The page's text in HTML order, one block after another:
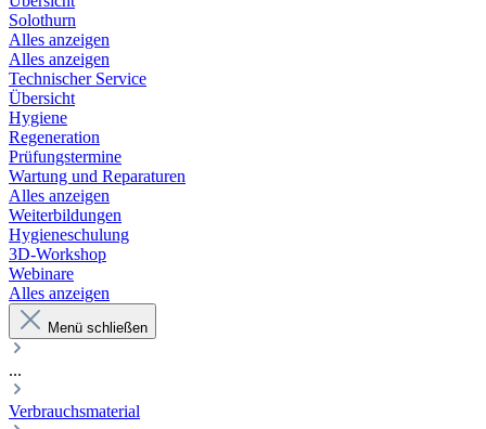
Solothurn
Alles anzeigen
Alles anzeigen
Technischer Service
Übersicht
Hygiene
Regeneration
Prüfungstermine
Wartung und Reparaturen
Alles anzeigen
Weiterbildungen
Hygieneschulung
3D-Workshop
Webinare
Alles anzeigen
Menü schließen
...
Verbrauchsmaterial